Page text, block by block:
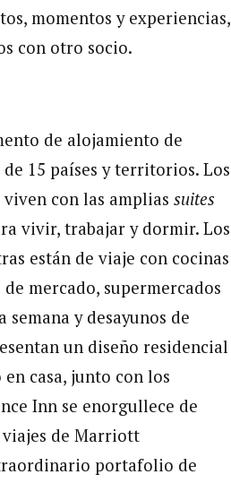
momentos y experiencias,
con otro socio.
de alojamiento de
15 países y territorios. Los
con las amplias suites
vivir, trabajar y dormir. Los
están de viaje con cocinas
mercado, supermercados
y desayunos de
un diseño residencial
casa, junto con los
Inn se enorgullece de
de Marriott
portafolio de